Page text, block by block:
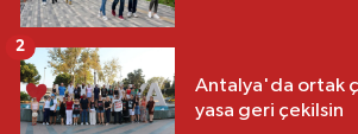
Antalya'da ortak
yasa geri çekilsin
2